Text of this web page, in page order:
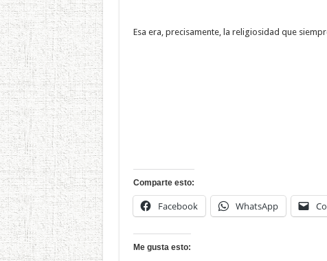
Esa era, precisamente, la religiosidad que
Comparte esto:
Facebook WhatsApp
Me gusta esto: